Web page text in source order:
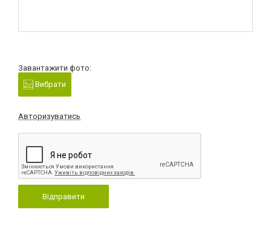
Завантажити фото:
Вибрати
Авторизуватись
Відправити